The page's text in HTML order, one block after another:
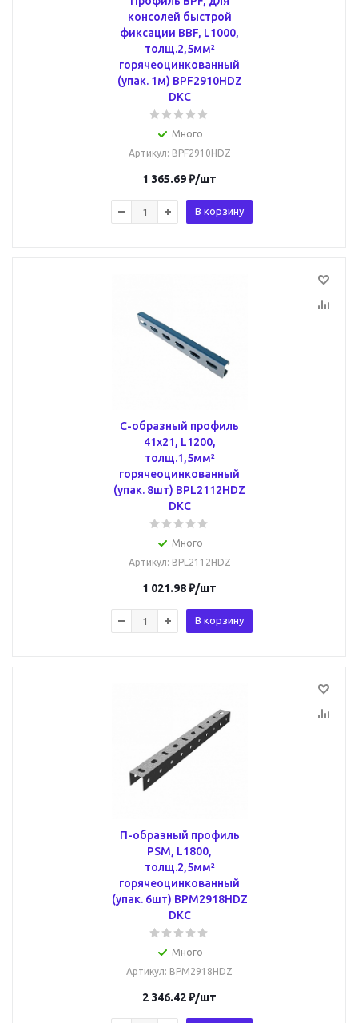
консолей быстрой
фиксации BBF, L1000,
толщ.2,5мм²
горячеоцинкованный
(упак. 1м) BPF2910HDZ
DKC
Много
Артикул: BPF2910HDZ
1 365.69₽/шт
В корзину
С-образный профиль
41х21, L1200,
толщ.1,5мм²
горячеоцинкованный
(упак. 8шт) BPL2112HDZ
DKC
Много
Артикул: BPL2112HDZ
1 021.98₽/шт
В корзину
П-образный профиль
PSM, L1800,
толщ.2,5мм²
горячеоцинкованный
(упак. 6шт) BPM2918HDZ
DKC
Много
Артикул: BPM2918HDZ
2 346.42₽/шт